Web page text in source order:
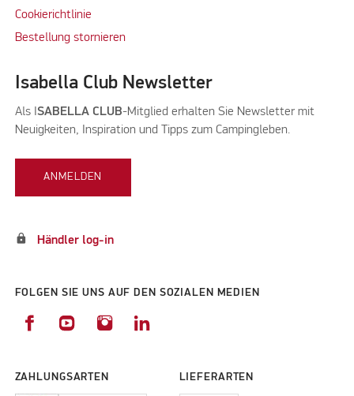
Cookierichtlinie
Bestellung stornieren
Isabella Club Newsletter
Als I SABELLA CLUB-Mitglied erhalten Sie Newsletter mit
Neuigkeiten, Inspiration und Tipps zum Campingleben.
ANMELDEN
lock Händler log-in
FOLGEN SIE UNS AUF DEN SOZIALEN MEDIEN
ZAHLUNGSARTEN LIEFERARTEN